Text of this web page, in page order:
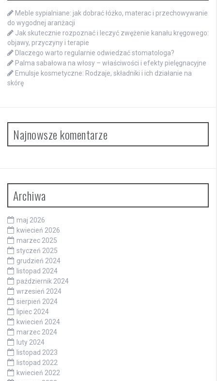
Meble sypialniane: jak dobrać łóżko, materac i przechowywanie
do wygodnej aranżacji
Jak skutecznie rozpoznać i leczyć zwężenie kanału kręgowego:
objawy, przyczyny i terapie
Dlaczego warto regularnie odwiedzać stomatologa?
Palma sabałowa na włosy – właściwości i efekty pielęgnacyjne
Emulsje kosmetyczne: Rodzaje, składniki i ich działanie na
skórę
Najnowsze komentarze
Archiwa
maj 2026
kwiecień 2026
marzec 2025
styczeń 2025
grudzień 2024
listopad 2024
październik 2024
wrzesień 2024
sierpień 2024
lipiec 2024
kwiecień 2024
marzec 2024
luty 2024
listopad 2023
listopad 2022
kwiecień 2022